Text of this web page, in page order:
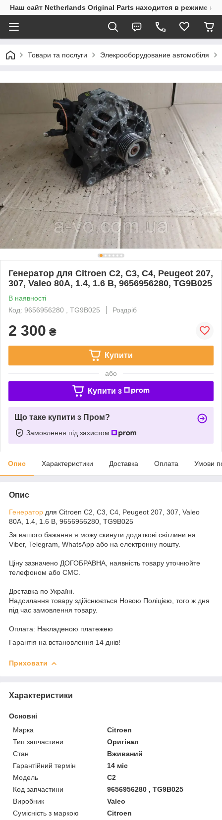
Наш сайт Netherlands Original Parts находится в режиме
Товари та послуги Элекрооборудование автомобіля
Генератор для Citroen C2, C3, C4, Peugeot 207,
307, Valeo 80A, 1.4, 1.6 B, 9656956280, TG9B025
В наявності
Код: 9656956280 , TG9B025
Роздріб
2 300 ₴
Купити
або
Купити з
Що таке купити з Пром?
Замовлення під захистом
Опис Характеристики Доставка Оплата Умови
Опис
Генератор для Citroen C2, C3, C4, Peugeot 207, 307, Valeo
80A, 1.4, 1.6 B, 9656956280, TG9B025
За вашого бажання я можу скинути додаткові світлини на
Viber, Telegram, WhatsApp або на електронну пошту.
Ціну зазначено ДОГОБРАВНА, наявність товару уточнюйте
телефоном або СМС.
Доставка по Україні.
Надсилання товару здійснюється Новою Поліцією, того ж дня
під час замовлення товару.
Оплата: Накладеною платежею
Гарантія на встановлення 14 днів!
Приховати
Характеристики
Основні
Марка
Citroen
Тип запчастини
Оригінал
Стан
Вживаний
Гарантійний термін
14 міс
Модель
C2
Код запчастини
9656956280 , TG9B025
Виробник
Valeo
Сумісність з маркою
Citroen